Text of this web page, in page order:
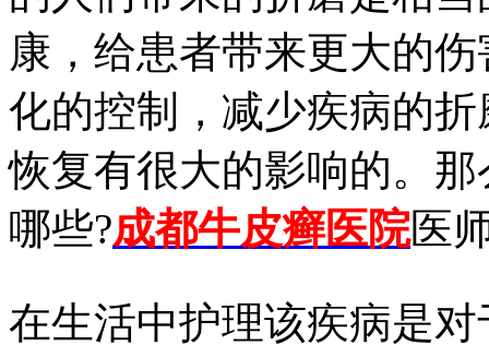
康，给患者带来更大的
化的控制，减少疾病的
恢复有很大的影响的。
哪些?成都牛皮癣医院医
在生活中护理该疾病是